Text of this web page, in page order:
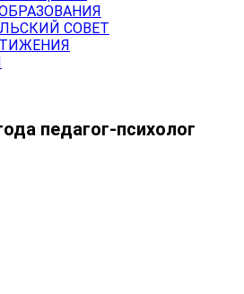
СОВЕТ
педагог-психолог